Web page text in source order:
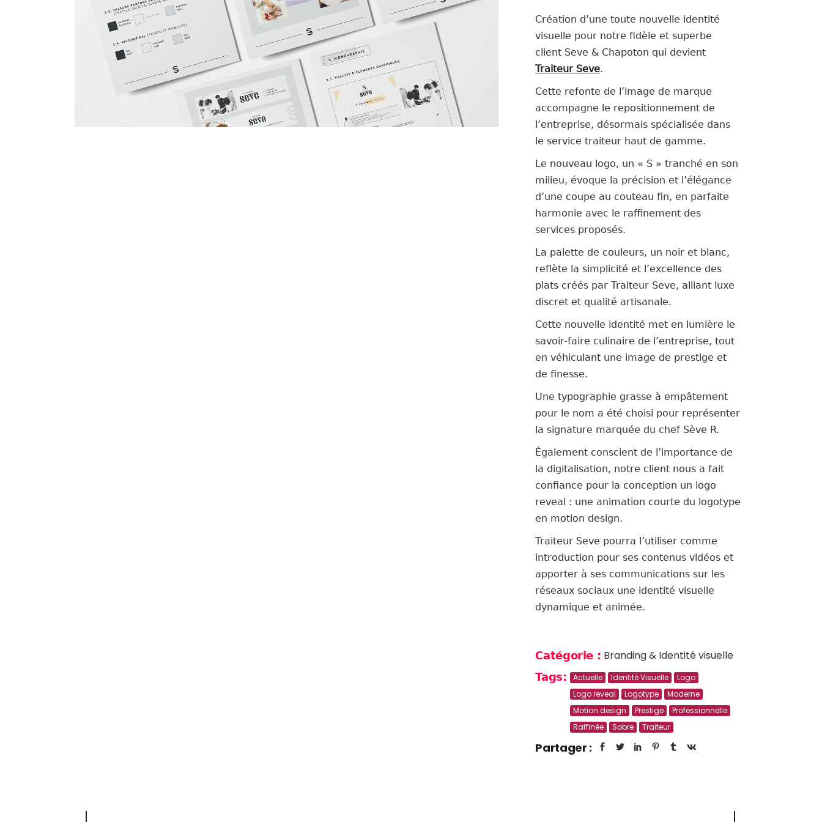
Création d’une toute nouvelle identité
visuelle pour notre fidèle et superbe
client Seve & Chapoton qui devient
Traiteur Seve.
Cette refonte de l’image de marque
accompagne le repositionnement de
l’entreprise, désormais spécialisée dans
le service traiteur haut de gamme.
Le nouveau logo, un « S » tranché en son
milieu, évoque la précision et l’élégance
d’une coupe au couteau fin, en parfaite
harmonie avec le raffinement des
services proposés.
La palette de couleurs, un noir et blanc,
reflète la simplicité et l’excellence des
plats créés par Traiteur Seve, alliant luxe
discret et qualité artisanale.
Cette nouvelle identité met en lumière le
savoir-faire culinaire de l’entreprise, tout
en véhiculant une image de prestige et
de finesse.
Une typographie grasse à empâtement
pour le nom a été choisi pour représenter
la signature marquée du chef Sève R.
Également conscient de l’importance de
la digitalisation, notre client nous a fait
confiance pour la conception un logo
reveal : une animation courte du logotype
en motion design.
Traiteur Seve pourra l’utiliser comme
introduction pour ses contenus vidéos et
apporter à ses communications sur les
réseaux sociaux une identité visuelle
dynamique et animée.
Catégorie : Branding & Identité visuelle
Tags: Actuelle Identité Visuelle
Logo
Logo reveal
Logotype
Moderne
Motion design
Prestige
Professionnelle
Raffinée
Sobre Traiteur
Partager :